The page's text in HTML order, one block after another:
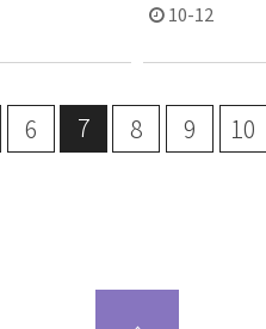
10-12
6 7 8 9 10